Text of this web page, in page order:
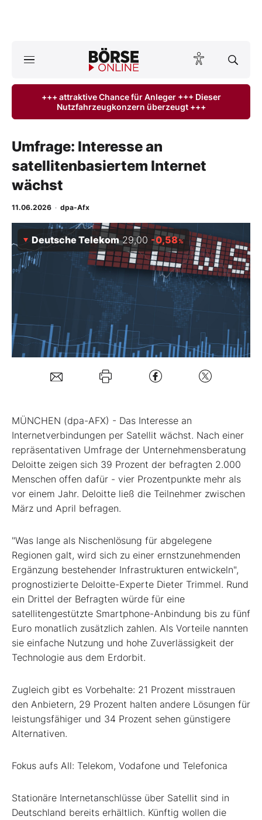
Anlageprodukte
Finanz-Check
Abo & Shop
Experten
Mein B:O
Mein Konto
Folgen Sie uns
Kontakt
+++ attraktive Chance für Anleger +++ Dieser
Nutzfahrzeugkonzern überzeugt +++
Umfrage: Interesse an
satellitenbasiertem Internet
wächst
11.06.2026 · dpa-Afx
Deutsche Telekom 29,00 -0,58%
MÜNCHEN (dpa-AFX) - Das Interesse an
Internetverbindungen per Satellit wächst. Nach einer
repräsentativen Umfrage der Unternehmensberatung
Deloitte zeigen sich 39 Prozent der befragten 2.000
Menschen offen dafür - vier Prozentpunkte mehr als
vor einem Jahr. Deloitte ließ die Teilnehmer zwischen
März und April befragen.
"Was lange als Nischenlösung für abgelegene
Regionen galt, wird sich zu einer ernstzunehmenden
Ergänzung bestehender Infrastrukturen entwickeln",
prognostizierte Deloitte-Experte Dieter Trimmel. Rund
ein Drittel der Befragten würde für eine
satellitengestützte Smartphone-Anbindung bis zu fünf
Euro monatlich zusätzlich zahlen. Als Vorteile nannten
sie einfache Nutzung und hohe Zuverlässigkeit der
Technologie aus dem Erdorbit.
Zugleich gibt es Vorbehalte: 21 Prozent misstrauen
den Anbietern, 29 Prozent halten andere Lösungen für
leistungsfähiger und 34 Prozent sehen günstigere
Alternativen.
Fokus aufs All: Telekom, Vodafone und Telefonica
Stationäre Internetanschlüsse über Satellit sind in
Deutschland bereits erhältlich. Künftig wollen die